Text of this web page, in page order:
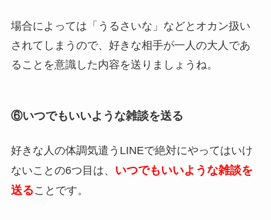
場合によっては「うるさいな」などとオカン扱い
されてしまうので、好きな相手が一人の大人であ
ることを意識した内容を送りましょうね。
⑥いつでもいいような雑談を送る
好きな人の体調気遣うLINEで絶対にやってはいけ
ないことの6つ目は、 いつでもいいような雑談を
送ることです。